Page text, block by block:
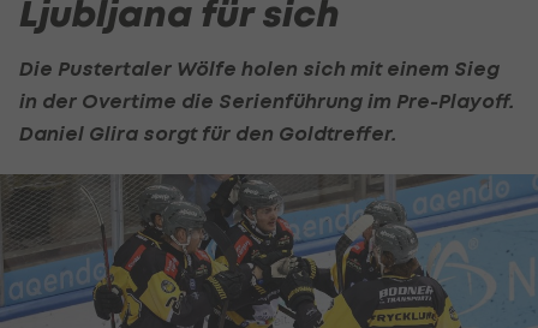
Ljubljana für sich
Die Pustertaler Wölfe holen sich mit einem Sieg
in der Overtime die Serienführung im Pre-Playoff.
Daniel Glira sorgt für den Goldtreffer.